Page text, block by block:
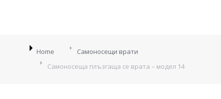
You are here:
Home
Самоносещи врати
Самоносеща плъзгаща се врата – модел 14